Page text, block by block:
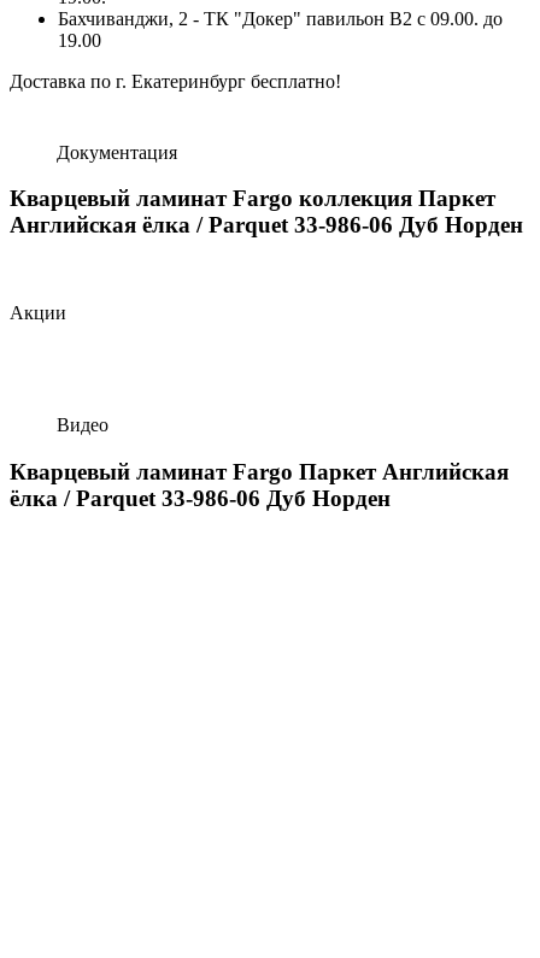
Бахчиванджи, 2 - ТК "Докер" павильон B2 с 09.00. до
19.00
Доставка по г. Екатеринбург бесплатно!
Документация
Кварцевый ламинат Fargo коллекция Паркет
Английская ёлка / Parquet 33-986-06 Дуб Норден
Акции
Видео
Кварцевый ламинат Fargo Паркет Английская
ёлка / Parquet 33-986-06 Дуб Норден